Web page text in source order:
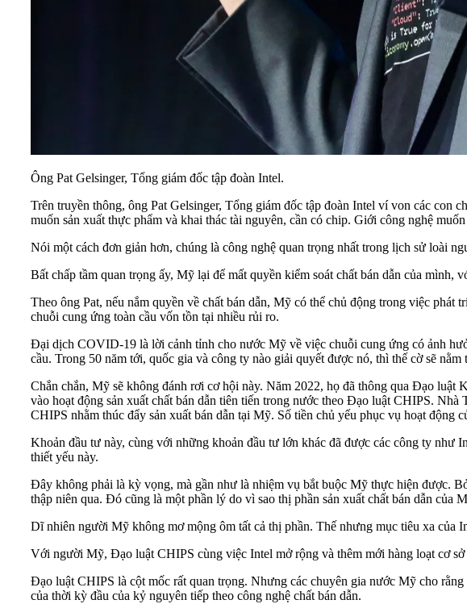
Ông Pat Gelsinger, Tổng giám đốc tập đoàn Intel.
Trên truyền thông, ông Pat Gelsinger, Tổng giám đốc tập đoàn Intel ví von các
muốn sản xuất thực phẩm và khai thác tài nguyên, cần có chip. Giới công nghệ
Nói một cách đơn giản hơn, chúng là công nghệ quan trọng nhất trong lịch sử loài
Bất chấp tầm quan trọng ấy, Mỹ lại để mất quyền kiểm soát chất bán dẫn của
Theo ông Pat, nếu nắm quyền về chất bán dẫn, Mỹ có thể chủ động trong việc
chuỗi cung ứng toàn cầu vốn tồn tại nhiều rủi ro.
Đại dịch COVID-19 là lời cảnh tỉnh cho nước Mỹ về việc chuỗi cung ứng có ảnh
cầu. Trong 50 năm tới, quốc gia và công ty nào giải quyết được nó, thì thế cờ sẽ nằm
Chắn chắn, Mỹ sẽ không đánh rơi cơ hội này. Năm 2022, họ đã thông qua Đạo
vào hoạt động sản xuất chất bán dẫn tiên tiến trong nước theo Đạo luật CHIPS.
CHIPS nhằm thúc đẩy sản xuất bán dẫn tại Mỹ. Số tiền chủ yếu phục vụ hoạt động
Khoản đầu tư này, cùng với những khoản đầu tư lớn khác đã được các công ty như
thiết yếu này.
Đây không phải là kỳ vọng, mà gần như là nhiệm vụ bắt buộc Mỹ thực hiện được.
thập niên qua. Đó cũng là một phần lý do vì sao thị phần sản xuất chất bán dẫn của
Dĩ nhiên người Mỹ không mơ mộng ôm tất cả thị phần. Thế nhưng mục tiêu xa của
Với người Mỹ, Đạo luật CHIPS cùng việc Intel mở rộng và thêm mới hàng loạt cơ
Đạo luật CHIPS là cột mốc rất quan trọng. Nhưng các chuyên gia nước Mỹ cho
của thời kỳ đầu của kỷ nguyên tiếp theo công nghệ chất bán dẫn.